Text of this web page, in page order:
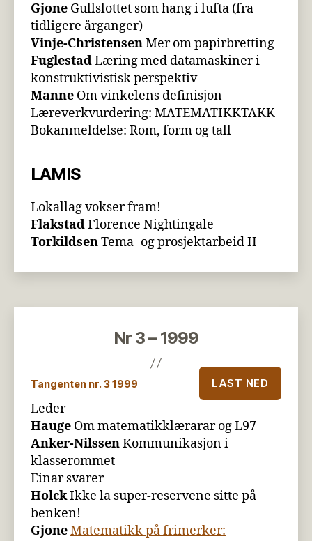
Gjone Gullslottet som hang i lufta (fra
tidligere årganger)
Vinje-ChristensenMer om papirbretting
FuglestadLæring med datamaskiner i
konstruktivistisk perspektiv
Manne Om vinkelens definisjon
Læreverkvurdering: MATEMATIKKTAKK
Bokanmeldelse: Rom, form og tall
LAMIS
Lokallag vokser fram!
FlakstadFlorence Nightingale
TorkildsenTema- og prosjektarbeid II
Nr 3 – 1999
Tangenten nr. 3 1999 LAST NED
Leder
Hauge Om matematikklærarar og L97
Anker-NilssenKommunikasjon i
klasserommet
Einar svarer
HolckIkke la super-reservene sitte på
benken!
GjoneMatematikk på frimerker: